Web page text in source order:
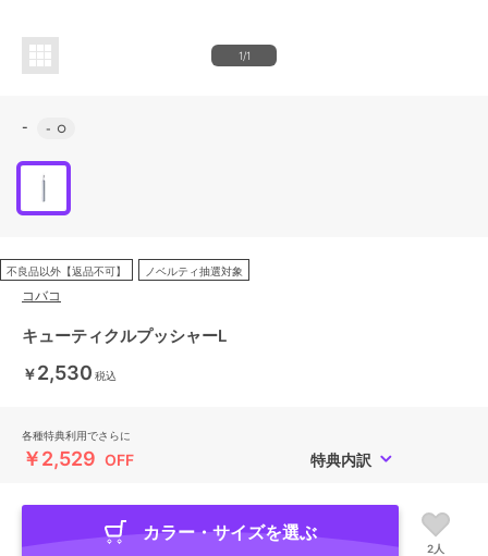
1/1
- - ○
不良品以外【返品不可】 ノベルティ抽選対象
コバコ
キューティクルプッシャーL
￥2,530 税込
各種特典利用でさらに
￥2,529 OFF 特典内訳
カラー・サイズを選ぶ
2人